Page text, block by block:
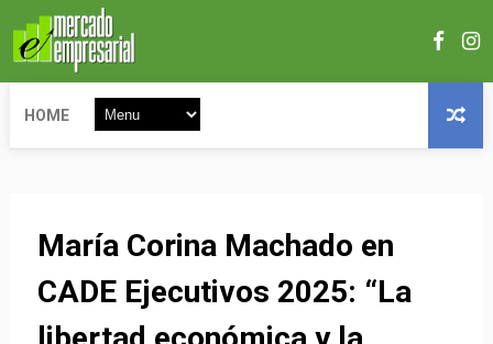
HOME
María Corina Machado en
CADE Ejecutivos 2025: “La